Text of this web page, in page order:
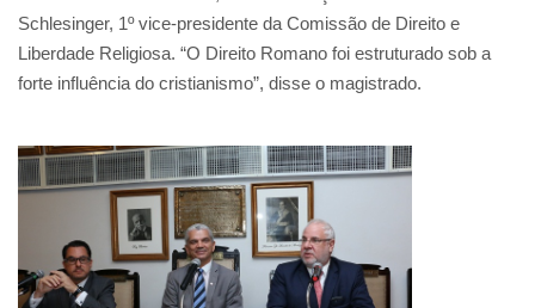
Schlesinger, 1º vice-presidente da Comissão de Direito e
Liberdade Religiosa. “O Direito Romano foi estruturado sob a
forte influência do cristianismo”, disse o magistrado.